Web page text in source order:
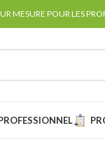
MESURE POUR LES